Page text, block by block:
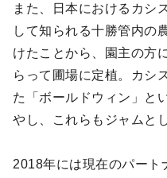
また、日本におけるカシ
して知られる十勝管内の
けたことから、園主の方
らって圃場に定植。カシ
た「ボールドウィン」と
やし、これらもジャムと
2018年には現在のパート